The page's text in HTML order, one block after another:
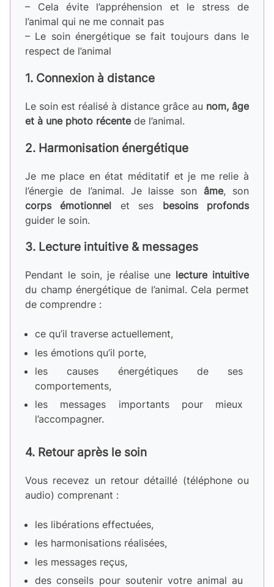
– Cela évite l’appréhension et le stress de
l’animal qui ne me connait pas
– Le soin énergétique se fait toujours dans le
respect de l’animal
1. Connexion à distance
Le soin est réalisé à distance grâce au nom, âge
et à une photo récentede l’animal.
2. Harmonisation énergétique
Je me place en état méditatif et je me relie à
l’énergie de l’animal. Je laisse sonâme, son
corps émotionnel et ses besoins profonds
guider le soin.
3. Lecture intuitive & messages
Pendant le soin, je réalise une lecture intuitive
du champ énergétique de l’animal. Cela permet
de comprendre :
ce qu’il traverse actuellement,
les émotions qu’il porte,
les causes énergétiques de ses
comportements,
les messages importants pour mieux
l’accompagner.
4. Retour après le soin
Vous recevez un retour détaillé (téléphone ou
audio) comprenant :
les libérations effectuées,
les harmonisations réalisées,
les messages reçus,
des conseils pour soutenir votre animal au